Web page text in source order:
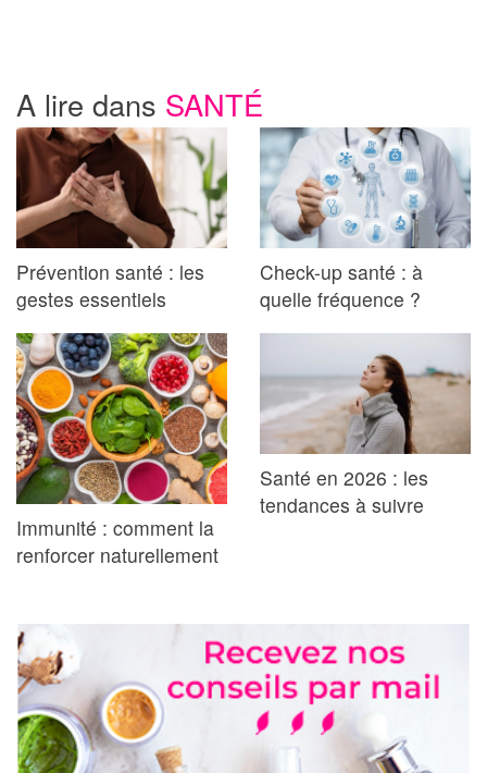
A lire dans SANTÉ
Prévention santé : les
gestes essentiels
Check-up santé : à
quelle fréquence ?
Immunité : comment la
renforcer naturellement
Santé en 2026 : les
tendances à suivre